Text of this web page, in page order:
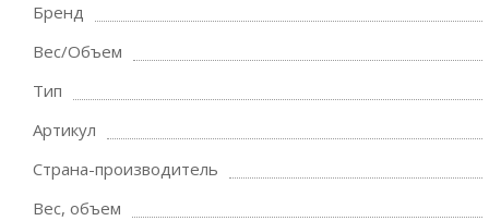
Бренд
Вес/Объем
Тип
Артикул
Страна-производитель
Вес, объем